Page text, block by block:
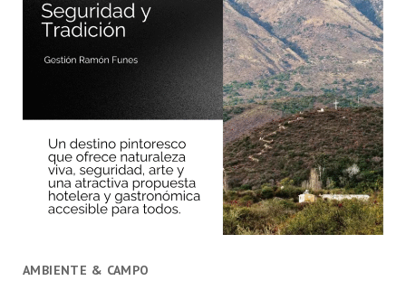
AMBIENTE & CAMPO